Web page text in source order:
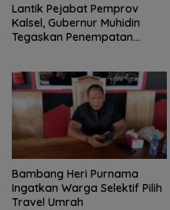
Lantik Pejabat Pemprov
Kalsel, Gubernur Muhidin
Tegaskan Penempatan
Bambang Heri Purnama
Ingatkan Warga Selektif Pilih
Travel Umrah